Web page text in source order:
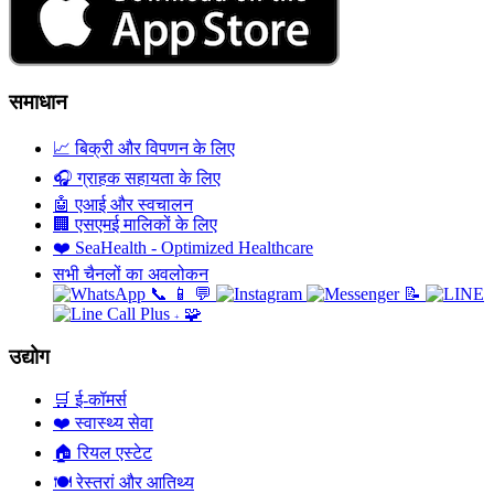
समाधान
📈बिक्री और विपणन के लिए
🎧ग्राहक सहायता के लिए
🤖एआई और स्वचालन
🏢एसएमई मालिकों के लिए
❤️ SeaHealth - Optimized Healthcare
सभी चैनलों का अवलोकन
📞
📱 💬 📝
+ 🧩
उद्योग
🛒ई-कॉमर्स
❤️स्वास्थ्य सेवा
🏠रियल एस्टेट
🍽️रेस्तरां और आतिथ्य